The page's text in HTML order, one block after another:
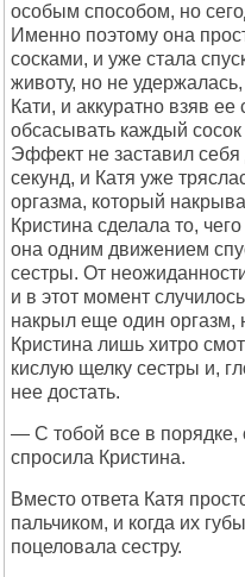
особым способом, но
Именно поэтому она
сосками, и уже стала
животу, но не
Кати, и аккуратно взяв
обсасывать каждый
Эффект не заставил себя
секунд, и Катя уже
оргазма, который
Кристина сделала то,
она одним движением
сестры. От
и в этот момент
накрыл еще один оргазм,
Кристина лишь хитро
кислую щелку сестры и,
нее достать.
— С тобой все в порядке,
спросила Кристина.
Вместо ответа Катя
пальчиком, и когда их
поцеловала сестру.